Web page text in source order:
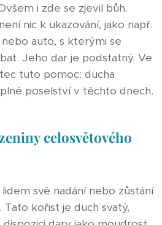
i zde se zjevil bůh.
nic k ukazování, jako např.
auto, s kterými se
Jeho dar je podstatný. Ve
tuto pomoc: ducha
poselství v těchto dnech.
celosvětového
své nadání nebo zůstání
kořist je duch svatý,